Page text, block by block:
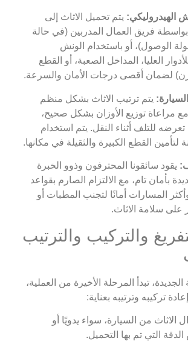
الهيدروليكي: يتم تحميل الاثاث إلى
بواسطة فريق العمال المدربين (في حالة
الوصول)، أو باستخدام الونش
العليا، المداخل الصعبة، أو القطع
لضمان أقصى درجات الأمان والسرعة.
يتم ترتيب الاثاث بشكل منظم
مراعاة توزيع الأوزان بشكل صحيح،
للتلف أثناء النقل. يتم استخدام
لتأمين القطع الكبيرة والثقيلة في مكانها.
يقود سائقونا المحترفون وذوو الخبرة
بأمان تام، مع الالتزام الصارم بقواعد
المسارات أمانًا لتجنب المطبات أو
على سلامة الاثاث.
5: التفريغ والتركيب والترتيب
تبدأ المرحلة الأخيرة من العملية،
تركيبه وترتيبه بعناية:
الاثاث من السيارة، سواء يدويًا أو
التي تم بها التحميل.